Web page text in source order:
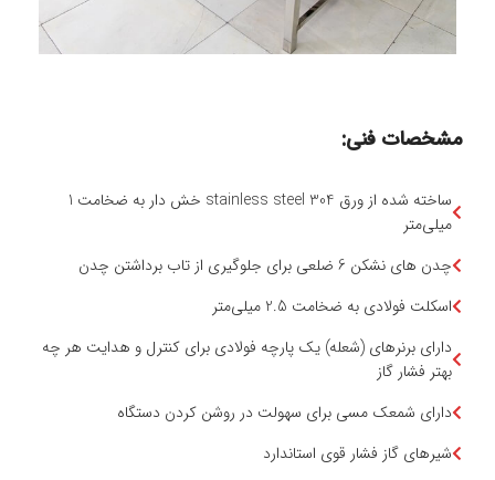
مشخصات فنی:
ساخته شده از ورق stainless steel 304 خش دار به ضخامت 1
میلی‌متر
چدن های نشکن 6 ضلعی برای جلوگیری از تاب برداشتن چدن
اسکلت فولادی به ضخامت 2.5 میلی‌متر
دارای برنرهای (شعله) یک پارچه فولادی برای کنترل و هدایت هر چه
بهتر فشار گاز
دارای شمعک مسی برای سهولت در روشن کردن دستگاه
شیرهای گاز فشار قوی استاندارد